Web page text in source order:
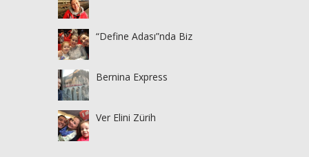
“Define Adası”nda Biz
Bernina Express
Ver Elini Zürih